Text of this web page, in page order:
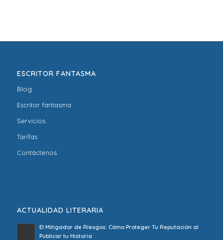
ESCRITOR FANTASMA
Blog
Escritor fantasma
Servicios
Tarifas
Contáctenos
ACTUALIDAD LITERARIA
El Mitigador de Riesgos: Cómo Proteger Tu Reputación al
Publicar tu Historia